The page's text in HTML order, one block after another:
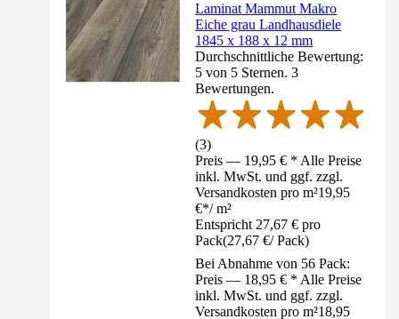
Laminat Mammut Makro
Eiche grau Landhausdiele
1845 x 188 x 12 mm
Durchschnittliche Bewertung:
5 von 5 Sternen. 3
Bewertungen.
(3)
Preis — 19,95 € * Alle Preise
inkl. MwSt. und ggf. zzgl.
Versandkosten pro m²19,95
€*/ m²
Entspricht 27,67 € pro
Pack(27,67 €/ Pack)
Bei Abnahme von 56 Pack:
Preis — 18,95 € * Alle Preise
inkl. MwSt. und ggf. zzgl.
Versandkosten pro m²18,95